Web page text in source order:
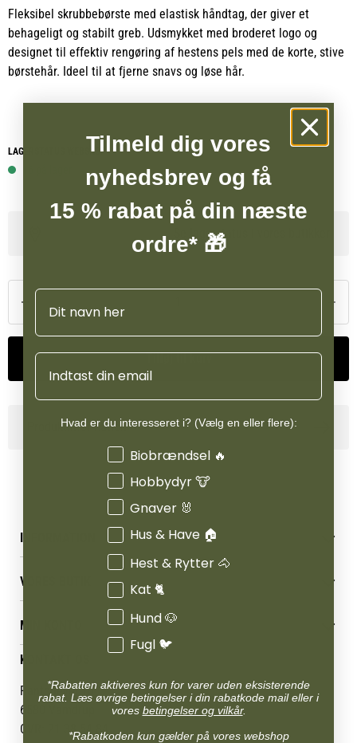
Fleksibel skrubbebørste med elastisk håndtag, der giver et
behageligt og stabilt greb. Udsmykket med broderet logo og
designet til effektiv rengøring af hestens pels med de korte, stive
børstehår. Ideel til at fjerne snavs og løse hår.
LAGERSTATUS WEBSHOP
Se lagerstatus i vores butikker
Tilføj til kurv
Produktinformation
INFORMATION
Betingelser & vilkår
Reklamations- & fortrydelsesret
Levering & afhentning
Følg din bestilling
Persondatapolitik
Cookies
Returportal
VORES BUTIK
Job
Mærker
Om os
Om Vestjyllands Andel
Blog
Ofte stillede spørgsmål
MIN KONTO
Administrer min konto
KONTAKT OS
Pantonevej 10
6580 Vamdrup
CVR: 21 38 54 84
Tilmeld dig vores
nyhedsbrev og få
15 % rabat på din næste
ordre* 🎁
Navn
Email
Hvad er du interesseret i? (Vælg en eller flere):
Interesser
Biobrændsel 🔥
Hobbydyr 🐮
Gnaver 🐰
Hus & Have 🏠
Hest & Rytter 🐴
Kat 🐈
Hund 🐶
Fugl 🐦
*Rabatten aktiveres kun for varer uden eksisterende
rabat. Læs øvrige betingelser i din rabatkode mail eller i
vores betingelser og vilkår.
*Rabatkoden kun gælder på vores webshop